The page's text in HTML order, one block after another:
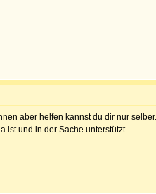
aber helfen kannst du dir nur
ist und in der Sache unterstützt.